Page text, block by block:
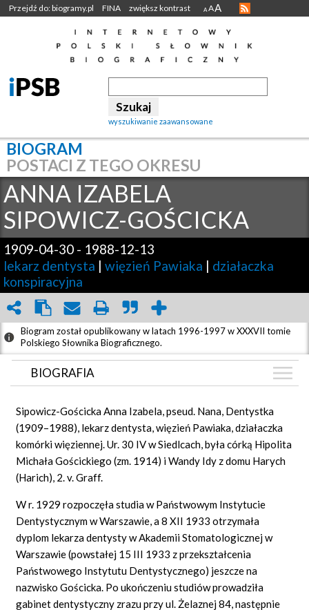
Przejdź do: biogramy.pl FINA zwiększ kontrast A AA
wyszukiwanie zaawansowane
BIOGRAM
POSTACI Z TEGO OKRESU
ANNA IZABELA
SIPOWICZ-GOŚCICKA
1909-04-30 - 1988-12-13
lekarz dentysta | więzień Pawiaka | działaczka
konspiracyjna
Biogram został opublikowany w latach 1996-1997 w XXXVII tomie
Polskiego Słownika Biograficznego.
BIOGRAFIA
ARTYKUŁY (1)
GRAF POWIĄZAŃ
DYSKUSJA
Sipowicz-Gościcka Anna Izabela, pseud. Nana, Dentystka
(1909–1988), lekarz dentysta, więzień Pawiaka, działaczka
komórki więziennej. Ur. 30 IV w Siedlcach, była córką Hipolita
Michała Gościckiego (zm. 1914) i Wandy Idy z domu Harych
(Harich), 2. v. Graff.
W r. 1929 rozpoczęła studia w Państwowym Instytucie
Dentystycznym w Warszawie, a 8 XII 1933 otrzymała
dyplom lekarza dentysty w Akademii Stomatologicznej w
Warszawie (powstałej 15 III 1933 z przekształcenia
Państwowego Instytutu Dentystycznego) jeszcze na
nazwisko Gościcka. Po ukończeniu studiów prowadziła
gabinet dentystyczny zrazu przy ul. Żelaznej 84, następnie